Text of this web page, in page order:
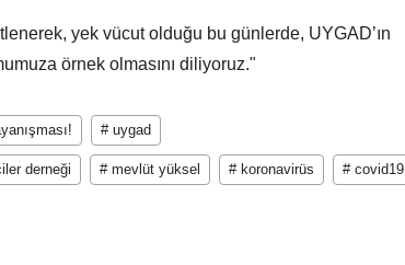
yek vücut olduğu bu günlerde, UYGAD’ın
örnek olmasını diliyoruz."
# uygad
derneği # mevlüt yüksel # koronavirüs # covid19